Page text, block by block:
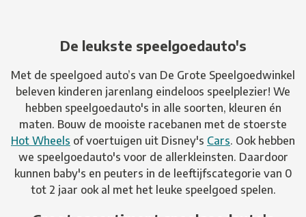
De leukste speelgoedauto's
Met de speelgoed auto’s van De Grote Speelgoedwinkel
beleven kinderen jarenlang eindeloos speelplezier! We
hebben speelgoedauto's in alle soorten, kleuren én
maten. Bouw de mooiste racebanen met de stoerste
Hot Wheels of voertuigen uit Disney's Cars. Ook hebben
we speelgoedauto's voor de allerkleinsten. Daardoor
kunnen baby's en peuters in de leeftijfscategorie van 0
tot 2 jaar ook al met het leuke speelgoed spelen.